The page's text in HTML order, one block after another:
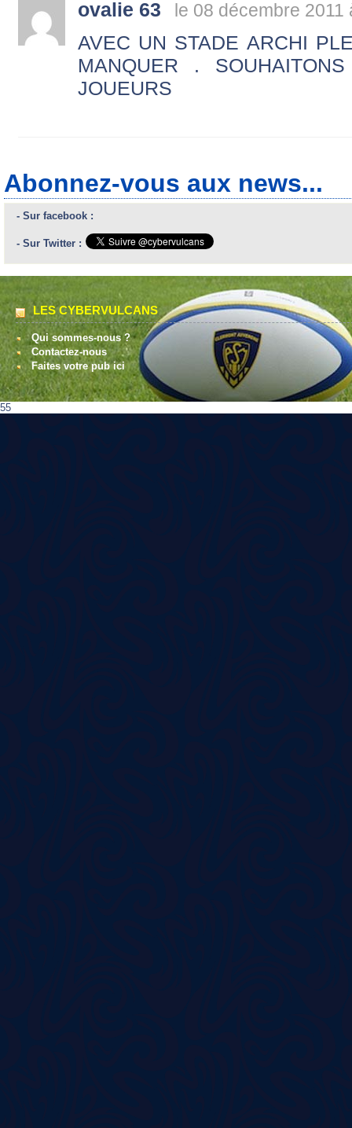
ovalie 63 le 08 décembre 2011
AVEC UN STADE ARCHI
MANQUER .
JOUEURS
Abonnez-vous aux news...
- Sur facebook :
- Sur Twitter :
LES CYBERVULCANS
Qui sommes-nous ?
Contactez-nous
Faites votre pub ici
55